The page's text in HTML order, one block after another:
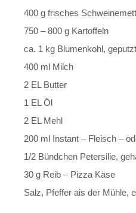
400 g frisches Schweinemett
750 – 800 g Kartoffeln
ca. 1 kg Blumenkohl,
400 ml Milch
2 EL Butter
1 EL Öl
2 EL Mehl
200 ml Instant – Fleisch –
1/2 Bündchen Petersilie,
30 g Reib – Pizza Käse
Salz, Pfeffer ais der Mühle,